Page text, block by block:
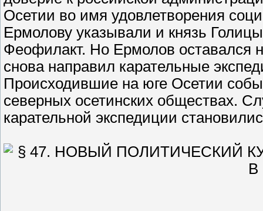
Осетии во имя удовлетворения
Ермолову указывали и князь
Феофилакт. Но Ермолов оставался
снова направил карательные
Происходившие на юге Осетии
северных осетинских обществах.
карательной экспедиции